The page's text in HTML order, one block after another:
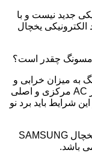
جدید نیست و با
یخچال
چقدر است؟
به میزان خرابی و
مشکل برد بستگی دارد.در بعضی حالت ها اگر AC مرکزی و اصلی
شرایط باید برد نو
زمان تقریبی تعمیرات برد الکترونیکی اصلی یخچال SAMSUNG